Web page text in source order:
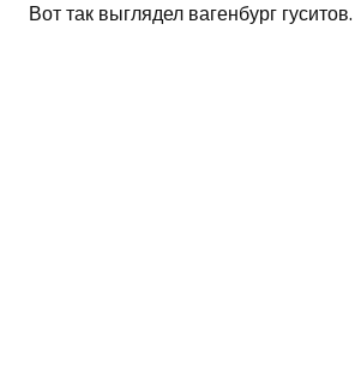
Вот так выглядел вагенбург гуситов.